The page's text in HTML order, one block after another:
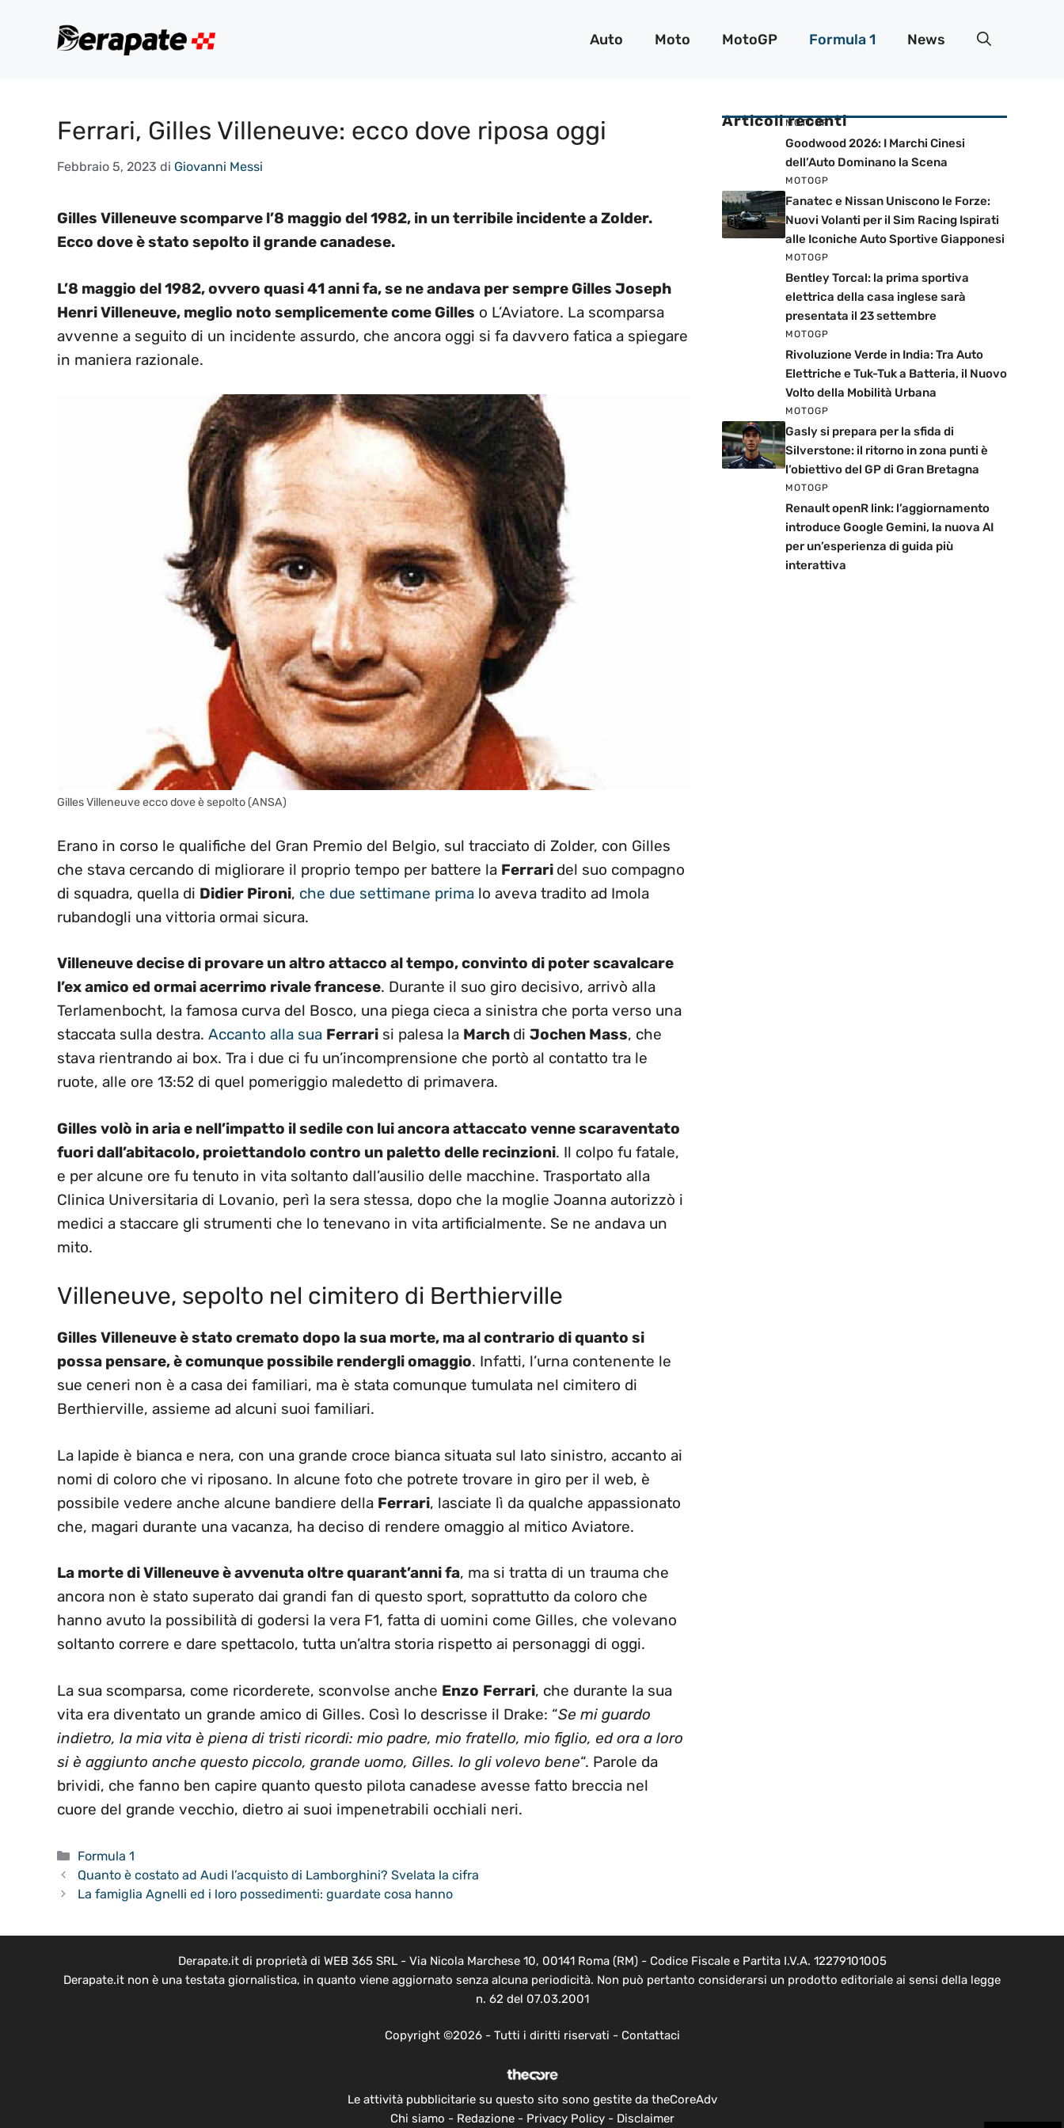
Auto Moto MotoGP Formula 1 News
Ferrari, Gilles Villeneuve: ecco dove riposa oggi
Febbraio 5, 2023 di Giovanni Messi
Gilles Villeneuve scomparve l’8 maggio del 1982, in un terribile incidente a Zolder.
Ecco dove è stato sepolto il grande canadese.
L’8 maggio del 1982, ovvero quasi 41 anni fa, se ne andava per sempre Gilles Joseph
Henri Villeneuve, meglio noto semplicemente come Gilles o L’Aviatore. La scomparsa
avvenne a seguito di un incidente assurdo, che ancora oggi si fa davvero fatica a spiegare
in maniera razionale.
Gilles Villeneuve ecco dove è sepolto (ANSA)
Erano in corso le qualifiche del Gran Premio del Belgio, sul tracciato di Zolder, con Gilles
che stava cercando di migliorare il proprio tempo per battere la Ferrari del suo compagno
di squadra, quella di Didier Pironi, che due settimane prima lo aveva tradito ad Imola
rubandogli una vittoria ormai sicura.
Villeneuve decise di provare un altro attacco al tempo, convinto di poter scavalcare
l’ex amico ed ormai acerrimo rivale francese. Durante il suo giro decisivo, arrivò alla
Terlamenbocht, la famosa curva del Bosco, una piega cieca a sinistra che porta verso una
staccata sulla destra. Accanto alla sua Ferrari si palesa la March di Jochen Mass, che
stava rientrando ai box. Tra i due ci fu un’incomprensione che portò al contatto tra le
ruote, alle ore 13:52 di quel pomeriggio maledetto di primavera.
Gilles volò in aria e nell’impatto il sedile con lui ancora attaccato venne scaraventato
fuori dall’abitacolo, proiettandolo contro un paletto delle recinzioni. Il colpo fu fatale,
e per alcune ore fu tenuto in vita soltanto dall’ausilio delle macchine. Trasportato alla
Clinica Universitaria di Lovanio, perì la sera stessa, dopo che la moglie Joanna autorizzò i
medici a staccare gli strumenti che lo tenevano in vita artificialmente. Se ne andava un
mito.
Villeneuve, sepolto nel cimitero di Berthierville
Gilles Villeneuve è stato cremato dopo la sua morte, ma al contrario di quanto si
possa pensare, è comunque possibile rendergli omaggio. Infatti, l’urna contenente le
sue ceneri non è a casa dei familiari, ma è stata comunque tumulata nel cimitero di
Berthierville, assieme ad alcuni suoi familiari.
La lapide è bianca e nera, con una grande croce bianca situata sul lato sinistro, accanto ai
nomi di coloro che vi riposano. In alcune foto che potrete trovare in giro per il web, è
possibile vedere anche alcune bandiere della Ferrari, lasciate lì da qualche appassionato
che, magari durante una vacanza, ha deciso di rendere omaggio al mitico Aviatore.
La morte di Villeneuve è avvenuta oltre quarant’anni fa, ma si tratta di un trauma che
ancora non è stato superato dai grandi fan di questo sport, soprattutto da coloro che
hanno avuto la possibilità di godersi la vera F1, fatta di uomini come Gilles, che volevano
soltanto correre e dare spettacolo, tutta un’altra storia rispetto ai personaggi di oggi.
La sua scomparsa, come ricorderete, sconvolse anche Enzo Ferrari, che durante la sua
vita era diventato un grande amico di Gilles. Così lo descrisse il Drake: “Se mi guardo
indietro, la mia vita è piena di tristi ricordi: mio padre, mio fratello, mio figlio, ed ora a loro
si è aggiunto anche questo piccolo, grande uomo, Gilles. Io gli volevo bene“. Parole da
brividi, che fanno ben capire quanto questo pilota canadese avesse fatto breccia nel
cuore del grande vecchio, dietro ai suoi impenetrabili occhiali neri.
Categorie
Formula 1
Quanto è costato ad Audi l’acquisto di Lamborghini? Svelata la cifra
La famiglia Agnelli ed i loro possedimenti: guardate cosa hanno
Articoli recenti
MOTOGP
Goodwood 2026: I Marchi Cinesi
dell’Auto Dominano la Scena
MOTOGP
Fanatec e Nissan Uniscono le Forze:
Nuovi Volanti per il Sim Racing Ispirati
alle Iconiche Auto Sportive Giapponesi
MOTOGP
Bentley Torcal: la prima sportiva
elettrica della casa inglese sarà
presentata il 23 settembre
MOTOGP
Rivoluzione Verde in India: Tra Auto
Elettriche e Tuk-Tuk a Batteria, il Nuovo
Volto della Mobilità Urbana
MOTOGP
Gasly si prepara per la sfida di
Silverstone: il ritorno in zona punti è
l’obiettivo del GP di Gran Bretagna
MOTOGP
Renault openR link: l’aggiornamento
introduce Google Gemini, la nuova AI
per un’esperienza di guida più
interattiva
Derapate.it di proprietà di WEB 365 SRL - Via Nicola Marchese 10, 00141 Roma (RM) - Codice Fiscale e Partita I.V.A. 12279101005
Derapate.it non è una testata giornalistica, in quanto viene aggiornato senza alcuna periodicità. Non può pertanto considerarsi un prodotto editoriale ai sensi della legge
n. 62 del 07.03.2001
Copyright ©2026 - Tutti i diritti riservati - Contattaci
Le attività pubblicitarie su questo sito sono gestite da theCoreAdv
Chi siamo - Redazione- Privacy Policy- Disclaimer